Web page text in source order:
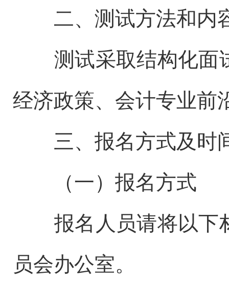
二、测试方法和内
测试采取结构化面
经济政策、会计专业前
三、报名方式及时
（一）报名方式
报名人员请将以下
员会办公室。